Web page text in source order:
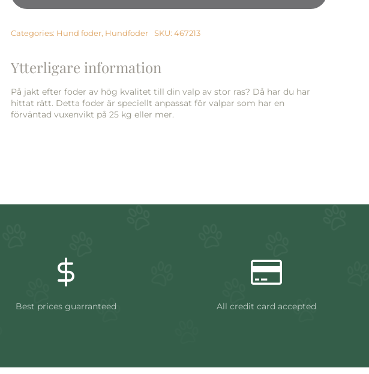
L/XL
2
Categories: Hund foder, Hundfoder SKU: 467213
Ytterligare information
På jakt efter foder av hög kvalitet till din valp av stor ras? Då har du har
hittat rätt. Detta foder är speciellt anpassat för valpar som har en
förväntad vuxenvikt på 25 kg eller mer.
Best prices guarranteed All credit card accepted